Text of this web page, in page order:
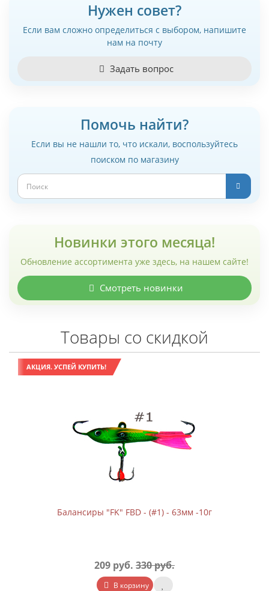
Нужен совет?
Если вам сложно определиться с выбором, напишите
нам на почту
Задать вопрос
Помочь найти?
Если вы не нашли то, что искали, воспользуйтесь
поиском по магазину
Новинки этого месяца!
Обновление ассортимента уже здесь, на нашем сайте!
Смотреть новинки
Товары со скидкой
АКЦИЯ. УСПЕЙ КУПИТЬ!
Балансиры "FK" FBD - (#1) - 63мм -10г
209 руб. 330 руб.
В корзину